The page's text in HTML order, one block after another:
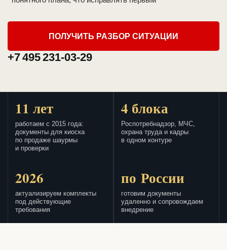
ПОЛУЧИТЬ РАЗБОР СИТУАЦИИ
+7 495 231-03-29
11 лет
работаем с 2015 года:
документы для киоска
по продаже шаурмы
и проверки
4 блока
Роспотребнадзор, МЧС,
охрана труда и кадры
в одном контуре
2026
актуализируем комплекты
под действующие
требования
по России
готовим документы
удаленно и сопровождаем
внедрение